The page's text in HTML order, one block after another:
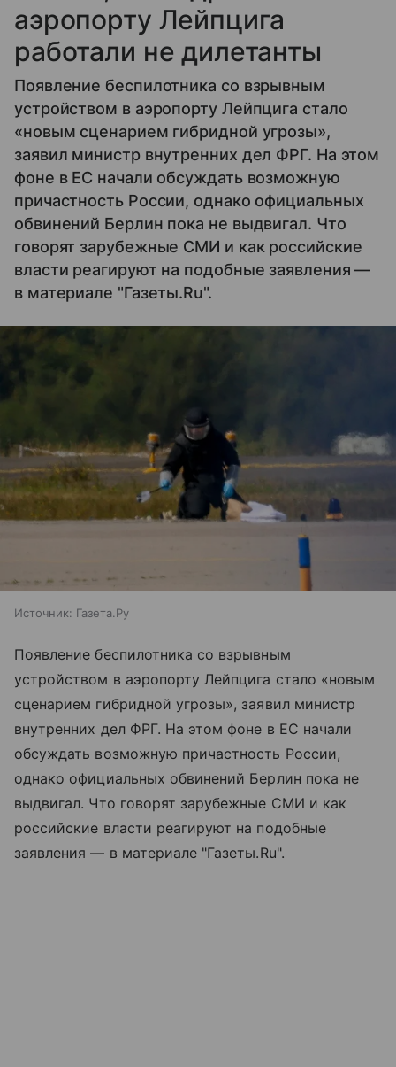
аэропорту Лейпцига
работали не дилетанты
Появление беспилотника со взрывным
устройством в аэропорту Лейпцига стало
«новым сценарием гибридной угрозы»,
заявил министр внутренних дел ФРГ. На этом
фоне в ЕС начали обсуждать возможную
причастность России, однако официальных
обвинений Берлин пока не выдвигал. Что
говорят зарубежные СМИ и как российские
власти реагируют на подобные заявления —
в материале "Газеты.Ru".
Источник: Газета.Ру
Появление беспилотника со взрывным
устройством в аэропорту Лейпцига стало «новым
сценарием гибридной угрозы», заявил министр
внутренних дел ФРГ. На этом фоне в ЕС начали
обсуждать возможную причастность России,
однако официальных обвинений Берлин пока не
выдвигал. Что говорят зарубежные СМИ и как
российские власти реагируют на подобные
заявления — в материале "Газеты.Ru".